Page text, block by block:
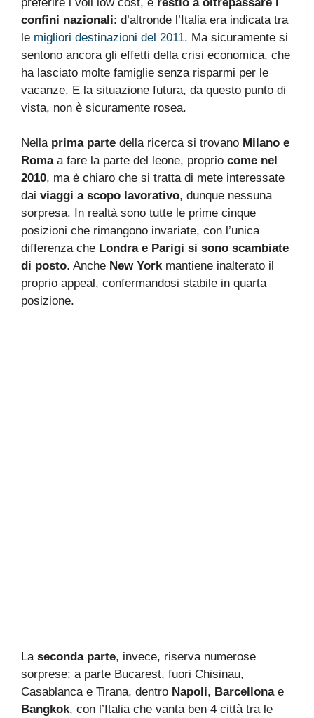
confini nazionali: d’altronde l’Italia era indicata tra
le migliori destinazioni del 2011. Ma sicuramente si
sentono ancora gli effetti della crisi economica, che
ha lasciato molte famiglie senza risparmi per le
vacanze. E la situazione futura, da questo punto di
vista, non è sicuramente rosea.
Nella prima parte della ricerca si trovano Milano e
Romaa fare la parte del leone, proprio come nel
2010, ma è chiaro che si tratta di mete interessate
dai viaggi a scopo lavorativo, dunque nessuna
sorpresa. In realtà sono tutte le prime cinque
posizioni che rimangono invariate, con l’unica
differenza che Londra e Parigi si sono scambiate
di posto. Anche New Yorkmantiene inalterato il
proprio appeal, confermandosi stabile in quarta
posizione.
La seconda parte, invece, riserva numerose
sorprese: a parte Bucarest, fuori Chisinau,
Casablanca e Tirana, dentro Napoli, Barcellonae
Bangkok, con l’Italia che vanta ben 4 città tra le